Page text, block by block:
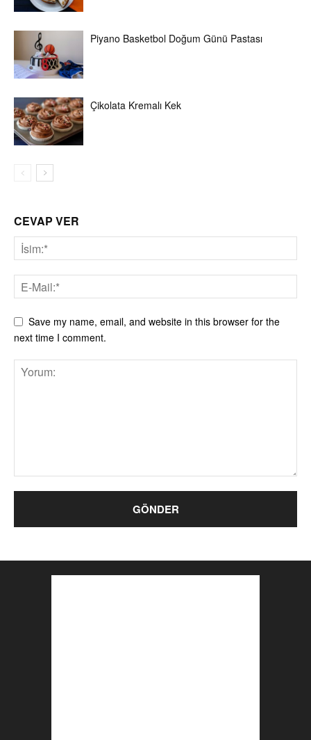
Piyano Basketbol Doğum Günü Pastası
Çikolata Kremalı Kek
CEVAP VER
Save my name, email, and website in this browser for the
next time I comment.